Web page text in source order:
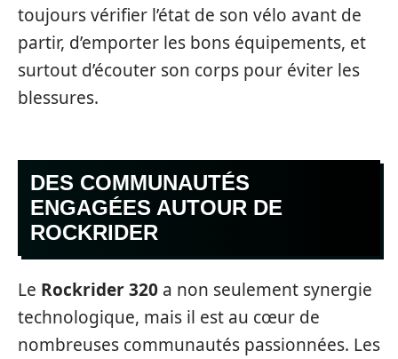
toujours vérifier l’état de son vélo avant de
partir, d’emporter les bons équipements, et
surtout d’écouter son corps pour éviter les
blessures.
DES COMMUNAUTÉS
ENGAGÉES AUTOUR DE
ROCKRIDER
Le Rockrider 320 a non seulement synergie
technologique, mais il est au cœur de
nombreuses communautés passionnées. Les